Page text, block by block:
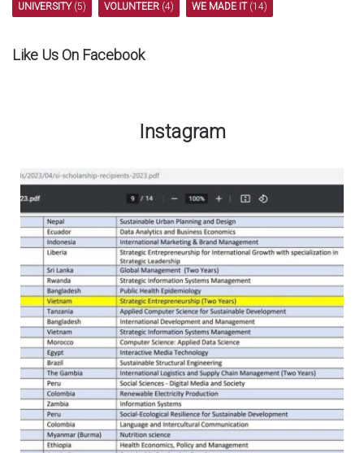
UNIVERSITY(5) VOLUNTEER (4) WE MADE IT(14)
Like Us On Facebook
Instagram